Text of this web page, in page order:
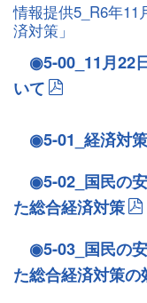
情報提供5_R6年11
済対策」
◉5-00_11月22
いて
◉5-01_経済対
◉5-02_国民の
た総合経済対策
◉5-03_国民の
た総合経済対策の